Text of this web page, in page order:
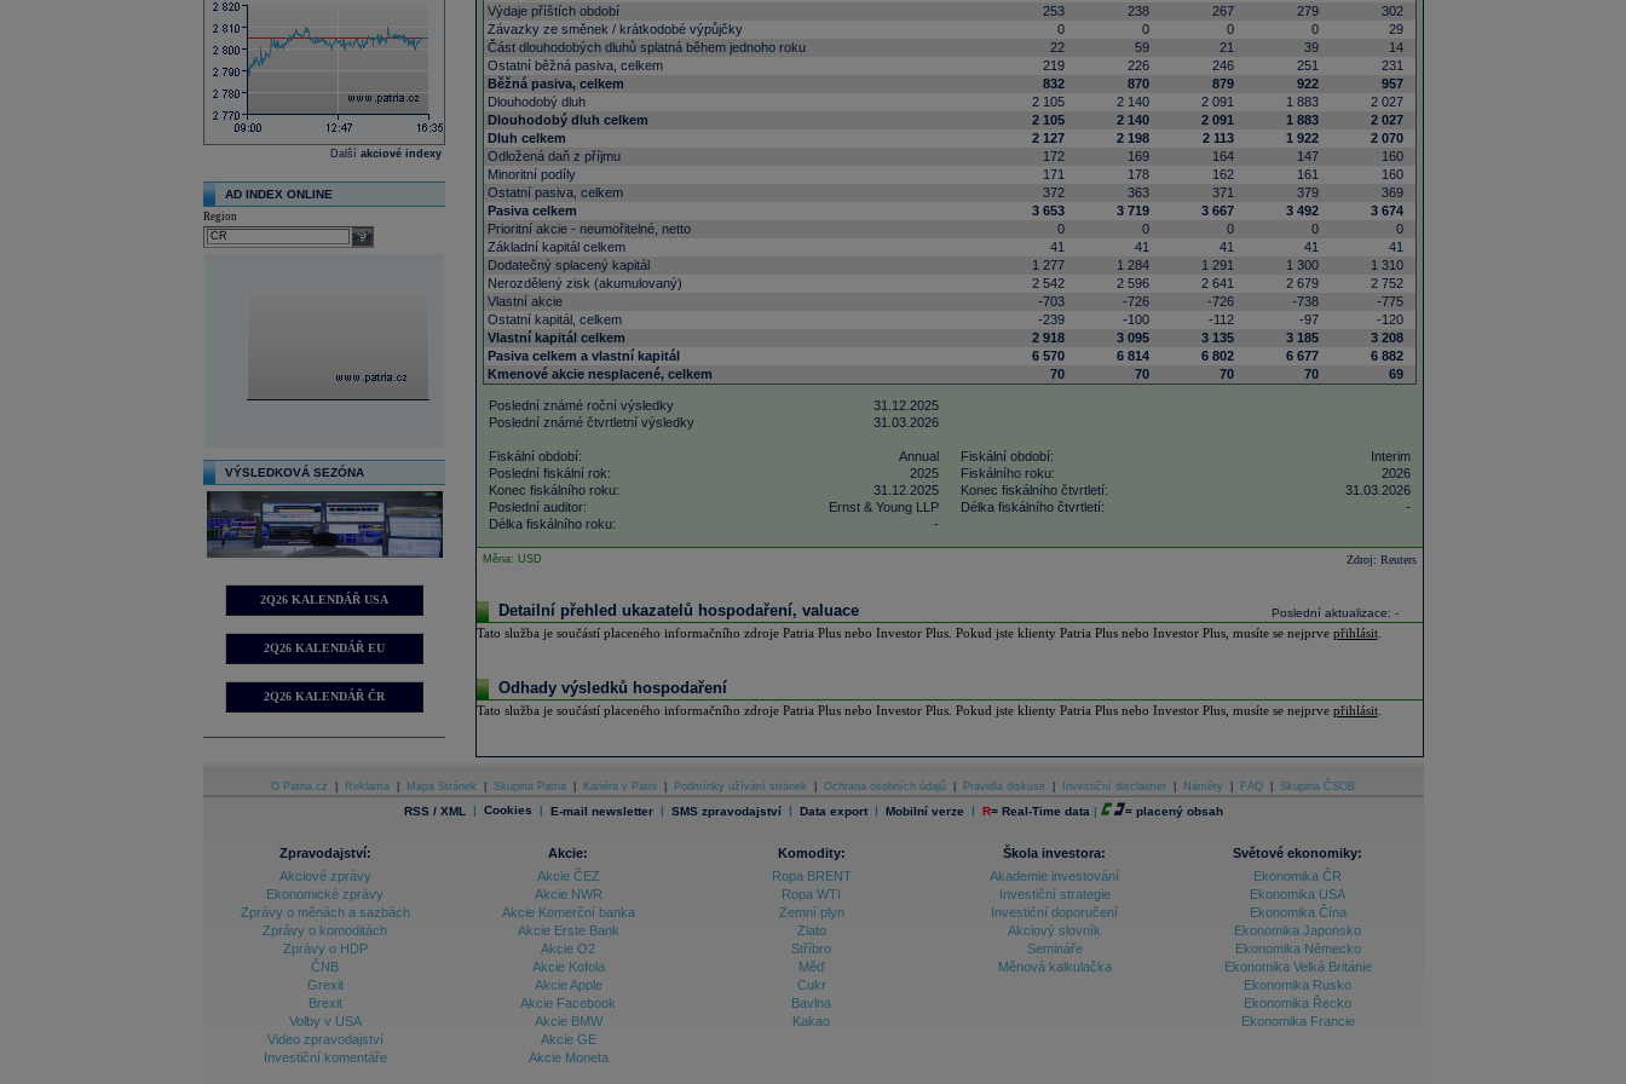
Další akciové indexy
AD INDEX ONLINE
Region
select
VÝSLEDKOVÁ SEZÓNA
2Q26 KALENDÁŘ USA
2Q26 KALENDÁŘ EU
2Q26 KALENDÁŘ ČR
Výdaje příštích období
253 238 267 279
302
Závazky ze směnek / krátkodobé výpůjčky
0 0 0 0
29
Část dlouhodobých dluhů splatná během jednoho roku
22 59 21 39
14
Ostatní běžná pasiva, celkem
219 226 246 251
231
Běžná pasiva, celkem
832 870 879 922
957
Dlouhodobý dluh
2 105 2 140 2 091 1 883
2 027
Dlouhodobý dluh celkem
2 105 2 140 2 091 1 883
2 027
Dluh celkem
2 127 2 198 2 113 1 922
2 070
Odložená daň z příjmu
172 169 164 147
160
Minoritní podíly
171 178 162 161
160
Ostatní pasiva, celkem
372 363 371 379
369
Pasiva celkem
3 653 3 719 3 667 3 492
3 674
Prioritní akcie - neumořitelné, netto
0 0 0 0
0
Základní kapitál celkem
41 41 41 41
41
Dodatečný splacený kapitál
1 277 1 284 1 291 1 300
1 310
Nerozdělený zisk (akumulovaný)
2 542 2 596 2 641 2 679
2 752
Vlastní akcie
-703 -726 -726 -738
-775
Ostatní kapitál, celkem
-239 -100 -112 -97
-120
Vlastní kapitál celkem
2 918 3 095 3 135 3 185
3 208
Pasiva celkem a vlastní kapitál
6 570 6 814 6 802 6 677
6 882
Kmenové akcie nesplacené, celkem
70 70 70 70 69
Poslední známé roční výsledky
31.12.2025
Poslední známé čtvrtletní výsledky
31.03.2026
Fiskální období: Annual Fiskální období:
Interim
Poslední fiskální rok:
2025 Fiskálního roku:
2026
Konec fiskálního roku:
31.12.2025 Konec fiskálního čtvrtletí:
31.03.2026
Poslední auditor:
Ernst & Young LLP Délka fiskálního čtvrtletí:
-
Délka fiskálního roku:
-
Zdroj: Reuters
Měna: USD
Poslední aktualizace: -
Detailní přehled ukazatelů hospodaření, valuace
Tato služba je součástí placeného informačního zdroje Patria Plus nebo Investor Plus. Pokud jste klienty Patria Plus nebo Investor Plus, musíte se nejprve přihlásit.
Odhady výsledků hospodaření
Tato služba je součástí placeného informačního zdroje Patria Plus nebo Investor Plus. Pokud jste klienty Patria Plus nebo Investor Plus, musíte se nejprve přihlásit.
O Patria.cz Reklama Mapa Stránek Skupina Patria Kariéra v Patrii Podmínky užívání stránek Ochrana osobních údajů Pravidla diskuse Investiční disclaimer Náměty FAQ Skupina ČSOB
RSS / XML | Cookies | E-mail newsletter | SMS zpravodajství | Data export | Mobilní verze | R= Real-Time data | = placený obsah
Zpravodajství:
Akciové zprávy
Ekonomické zprávy
Zprávy o měnách a sazbách
Zprávy o komoditách
Zprávy o HDP
ČNB
Grexit
Brexit
Volby v USA
Video zpravodajství
Investiční komentáře
Akcie:
Akcie ČEZ
Akcie NWR
Akcie Komerční banka
Akcie Erste Bank
Akcie O2
Akcie Kofola
Akcie Apple
Akcie Facebook
Akcie BMW
Akcie GE
Akcie Moneta
Komodity:
Ropa BRENT
Ropa WTI
Zemní plyn
Zlato
Stříbro
Měď
Cukr
Bavlna
Kakao
Škola investora:
Akademie investování
Investiční strategie
Investiční doporučení
Akciový slovník
Semináře
Měnová kalkulačka
Světové ekonomiky:
Ekonomika ČR
Ekonomika USA
Ekonomika Čína
Ekonomika Japonsko
Ekonomika Německo
Ekonomika Velká Británie
Ekonomika Rusko
Ekonomika Řecko
Ekonomika Francie